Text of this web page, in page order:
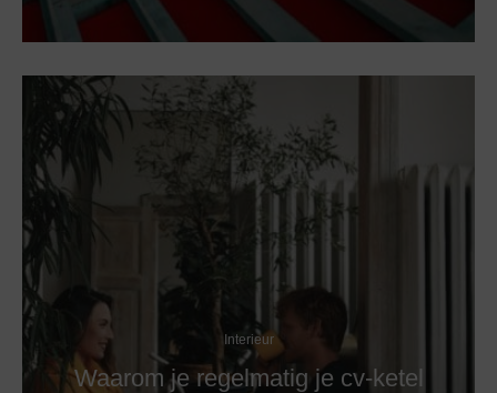
Interieur
Waarom je regelmatig je cv-ketel